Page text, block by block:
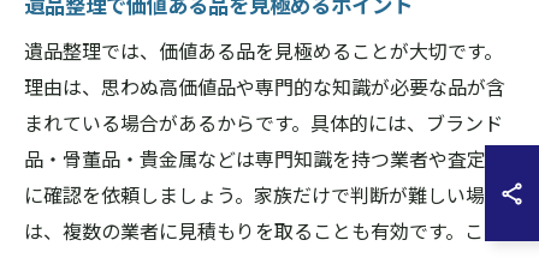
遺品整理では、価値ある品を見極めることが大切です。
理由は、思わぬ高価値品や専門的な知識が必要な品が含
まれている場合があるからです。具体的には、ブランド
品・骨董品・貴金属などは専門知識を持つ業者や査定士
に確認を依頼しましょう。家族だけで判断が難しい場合
は、複数の業者に見積もりを取ることも有効です。こう